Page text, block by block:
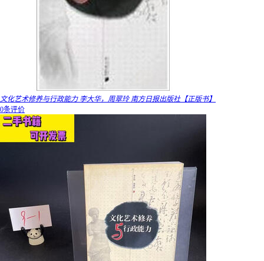
文化艺术修养与行政能力 李大华，周翠玲 南方日报出版社【正版书】
0条评价